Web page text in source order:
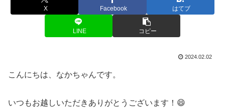
X Facebook はてブ
LINE コピー
2024.02.02
こんにちは、なかちゃんです。
いつもお越しいただきありがとうございます！😄